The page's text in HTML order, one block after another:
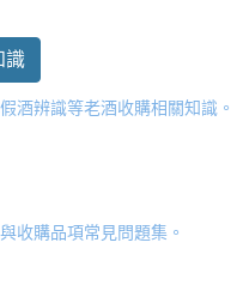
識
酒辨識等老酒收購相關知識。
收購品項常見問題集。